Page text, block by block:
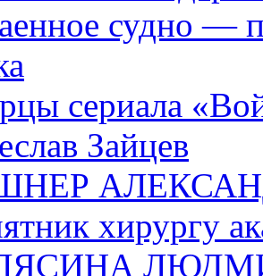
судно —
сериала
Зайцев
хирургу